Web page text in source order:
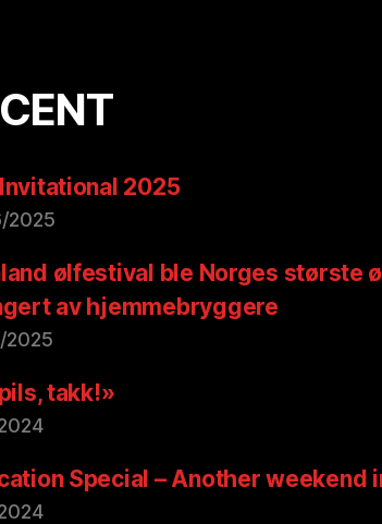
2025
2025
ølfestival ble Norges største
av hjemmebryggere
2025
takk!»
Special – Another weekend